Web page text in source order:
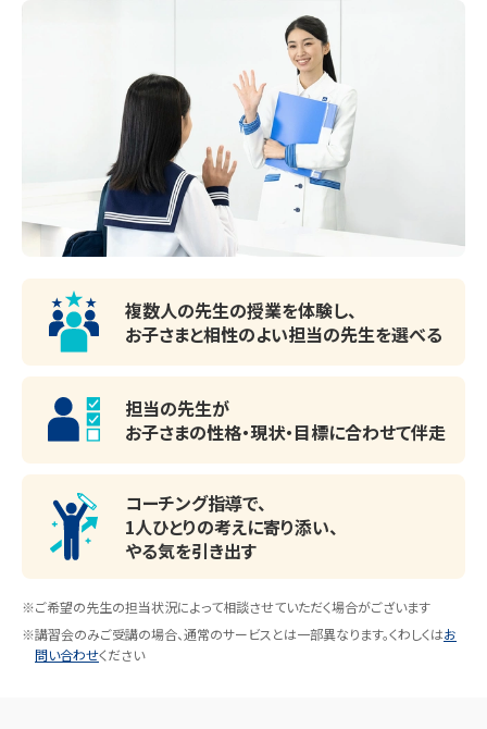
自習席は全21席あります！好きな時に好きな時間
だけ使うことができます！
公立神代高等学校、公立芦花高等学校、公立調布南高等学
校、公立三鷹中等教育学校、私立大成高等学校、私立桐朋女
子高等学校、私立日本大学櫻丘高等学校（他、同大学系列
校）・・・
調布市立第四・六・八中学校、調布市立神代中学校、三鷹市
立第五中学校、世田谷区立上祖師谷中学校、私立晃華学園
校、私立佼成学園中学校・・・
公立若葉小学校、公立東台小学校、公立烏山小学校、公立緑
ヶ丘小学校、公立滝坂小学校、公立千歳小学校、私立桐朋小
学校、私立晃華学園小学校・・・
複数人の先生の授業を体験し、
お子さまと相性のよい担当の先生を選べる
担当の先生が
お子さまの性格・現状・目標に合わせて伴走
コーチング指導で、
1人ひとりの考えに寄り添い、
やる気を引き出す
※ご希望の先生の担当状況によって相談させていただく場合がございます
※講習会のみご受講の場合、通常のサービスとは一部異なります。くわしくはお
問い合わせください